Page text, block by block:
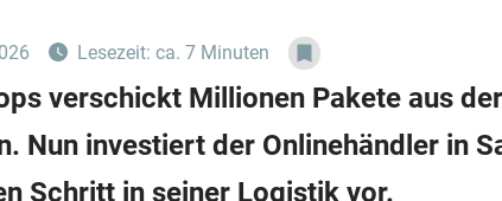
Lesezeit: ca. 7 Minuten
verschickt Millionen Pakete aus
Nun investiert der Onlinehändler in
Schritt in seiner Logistik vor.